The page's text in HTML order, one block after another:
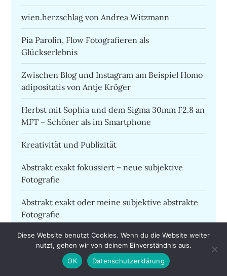
wien.herzschlag von Andrea Witzmann
Pia Parolin, Flow Fotografieren als
Glückserlebnis
Zwischen Blog und Instagram am Beispiel Homo
adipositatis von Antje Kröger
Herbst mit Sophia und dem Sigma 30mm F2.8 an
MFT – Schöner als im Smartphone
Kreativität und Publizität
Abstrakt exakt fokussiert – neue subjektive
Fotografie
Abstrakt exakt oder meine subjektive abstrakte
Fotografie
Sony holt Lumix ab
Die Frau in blau
Diese Website benutzt Cookies. Wenn du die Website weiter
nutzt, gehen wir von deinem Einverständnis aus.
OK
Datenschutzerklärung